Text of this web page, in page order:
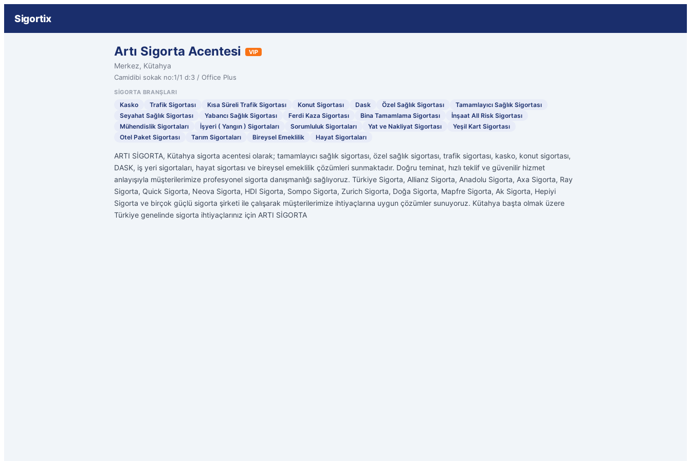
Sigortix
Artı Sigorta Acentesi VIP
Merkez, Kütahya
Camidibi sokak no:1/1 d:3 / Office Plus
SIGORTA BRANŞLARI
Kasko Trafik Sigortası Kısa Süreli Trafik Sigortası Konut Sigortası Dask Özel Sağlık Sigortası
Tamamlayıcı Sağlık Sigortası
Seyahat Sağlık Sigortası
Yabancı Sağlık Sigortası Ferdi Kaza Sigortası Bina Tamamlama Sigortası
İnşaat All Risk Sigortası
Mühendislik Sigortaları
İşyeri ( Yangın ) Sigortaları Sorumluluk Sigortaları Yat ve Nakliyat Sigortası
Yeşil Kart Sigortası
Otel Paket Sigortası
Tarım Sigortaları Bireysel Emeklilik Hayat Sigortaları
ARTI SİGORTA, Kütahya sigorta acentesi olarak; tamamlayıcı sağlık sigortası, özel sağlık sigortası, trafik sigortası, kasko, konut sigortası,
DASK, iş yeri sigortaları, hayat sigortası ve bireysel emeklilik çözümleri sunmaktadır. Doğru teminat, hızlı teklif ve güvenilir hizmet
anlayışıyla müşterilerimize profesyonel sigorta danışmanlığı sağlıyoruz. Türkiye Sigorta, Allianz Sigorta, Anadolu Sigorta, Axa Sigorta, Ray
Sigorta, Quick Sigorta, Neova Sigorta, HDI Sigorta, Sompo Sigorta, Zurich Sigorta, Doğa Sigorta, Mapfre Sigorta, Ak Sigorta, Hepiyi
Sigorta ve birçok güçlü sigorta şirketi ile çalışarak müşterilerimize ihtiyaçlarına uygun çözümler sunuyoruz. Kütahya başta olmak üzere
Türkiye genelinde sigorta ihtiyaçlarınız için ARTI SİGORTA